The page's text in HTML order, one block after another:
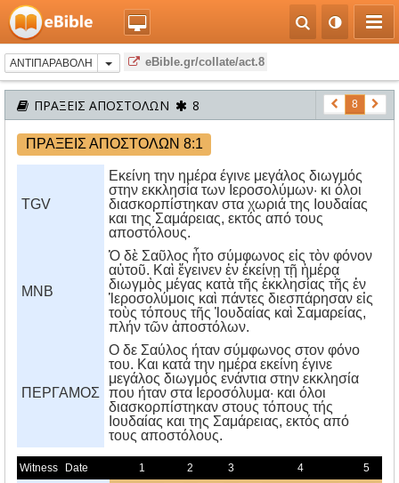
ΑΝΤΙΠΑΡΑΒΟΛΗ eBible.gr/collate/act.8
ΠΡΑΞΕΙΣ ΑΠΟΣΤΟΛΩΝ 8 8
ΠΡΑΞΕΙΣ ΑΠΟΣΤΟΛΩΝ 8:1
TGV
Εκείνη την ημέρα έγινε μεγάλος διωγμός
στην εκκλησία των Ιεροσολύμων· κι όλοι
διασκορπίστηκαν στα χωριά της Ιουδαίας
και της Σαμάρειας, εκτός από τους
αποστόλους.
MNB
Ὁ δὲ Σαῦλος ἦτο σύμφωνος εἰς τὸν φόνον
αὐτοῦ. Καὶ ἔγεινεν ἐν ἐκείνῃ τῇ ἡμέρᾳ
διωγμὸς μέγας κατὰ τῆς ἐκκλησίας τῆς ἐν
Ἱεροσολύμοις καὶ πάντες διεσπάρησαν εἰς
τοὺς τόπους τῆς Ἰουδαίας καὶ Σαμαρείας,
πλήν τῶν ἀποστόλων.
ΠΕΡΓΑΜΟΣ
O δε Σαύλος ήταν σύμφωνος στον φόνο
του. Kαι κατά την ημέρα εκείνη έγινε
μεγάλος διωγμός ενάντια στην εκκλησία
που ήταν στα Iεροσόλυμα· και όλοι
διασκορπίστηκαν στους τόπους τής
Iουδαίας και της Σαμάρειας, εκτός από
τους αποστόλους.
Witness Date 1 2 3 4 5